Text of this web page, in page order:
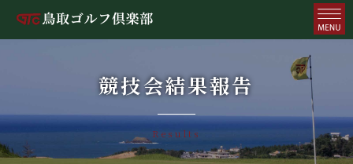
競技会結果報告
Results